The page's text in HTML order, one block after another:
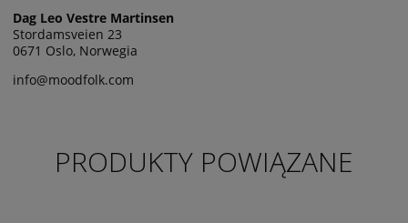
Dag Leo Vestre Martinsen
Stordamsveien 23
0671 Oslo, Norwegia
info@moodfolk.com
PRODUKTY POWIĄZANE